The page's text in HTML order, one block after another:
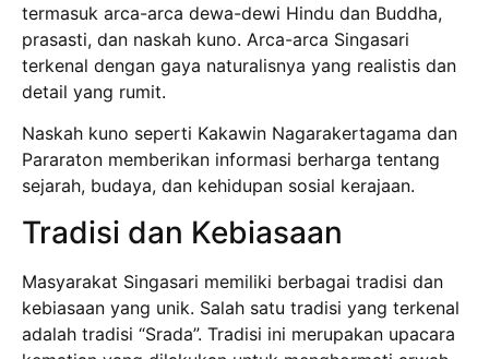
termasuk arca-arca dewa-dewi Hindu dan Buddha,
prasasti, dan naskah kuno. Arca-arca Singasari
terkenal dengan gaya naturalisnya yang realistis dan
detail yang rumit.
Naskah kuno seperti Kakawin Nagarakertagama dan
Pararaton memberikan informasi berharga tentang
sejarah, budaya, dan kehidupan sosial kerajaan.
Tradisi dan Kebiasaan
Masyarakat Singasari memiliki berbagai tradisi dan
kebiasaan yang unik. Salah satu tradisi yang terkenal
adalah tradisi “Srada”. Tradisi ini merupakan upacara